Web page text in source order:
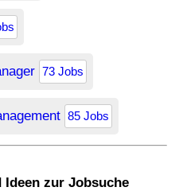
73 Jobs
85 Jobs
zur Jobsuche